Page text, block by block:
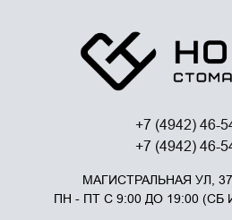
+7 (4942) 46-
+7 (4942) 46-
МАГИСТРАЛЬНАЯ УЛ,
ПН - ПТ С 9:00 ДО 19:00